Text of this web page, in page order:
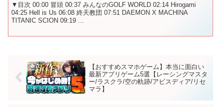
▼目次 00:00 冒頭 00:37 みんなのGOLF WORLD 02:14 Hirogami
04:25 Hell is Us 06:08 終天教団 07:51 DAEMON X MACHINA
TITANIC SCION 09:19 ...
【おすすめスマホゲーム】本当に面白い
最新アプリゲーム5選【レーシングマスタ
ー/ラスクラ/空の軌跡/アビスディア/リセ
マラ】